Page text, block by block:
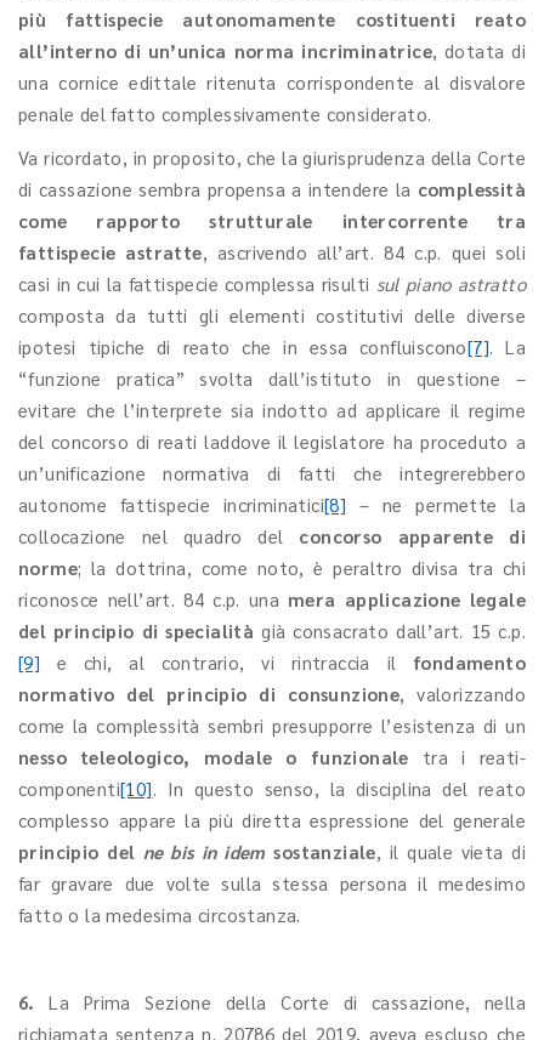
più fattispecie autonomamente costituenti reato
all’interno di un’unica norma incriminatrice, dotata di
una cornice edittale ritenuta corrispondente al disvalore
penale del fatto complessivamente considerato.
Va ricordato, in proposito, che la giurisprudenza della Corte
di cassazione sembra propensa a intendere la complessità
come rapporto strutturale intercorrente tra
fattispecie astratte, ascrivendo all’art. 84 c.p. quei soli
casi in cui la fattispecie complessa risulti sul piano astratto
composta da tutti gli elementi costitutivi delle diverse
ipotesi tipiche di reato che in essa confluiscono[7]. La
“funzione pratica” svolta dall’istituto in questione –
evitare che l’interprete sia indotto ad applicare il regime
del concorso di reati laddove il legislatore ha proceduto a
un’unificazione normativa di fatti che integrerebbero
autonome fattispecie incriminatici[8] – ne permette la
collocazione nel quadro del concorso apparente di
norme; la dottrina, come noto, è peraltro divisa tra chi
riconosce nell’art. 84 c.p. una mera applicazione legale
del principio di specialità già consacrato dall’art. 15 c.p.
[9] e chi, al contrario, vi rintraccia il fondamento
normativo del principio di consunzione, valorizzando
come la complessità sembri presupporre l’esistenza di un
nesso teleologico, modale o funzionale tra i reati-
componenti[10]. In questo senso, la disciplina del reato
complesso appare la più diretta espressione del generale
principio del ne bis in idem sostanziale, il quale vieta di
far gravare due volte sulla stessa persona il medesimo
fatto o la medesima circostanza.
6. La Prima Sezione della Corte di cassazione, nella
richiamata sentenza n. 20786 del 2019, aveva escluso che